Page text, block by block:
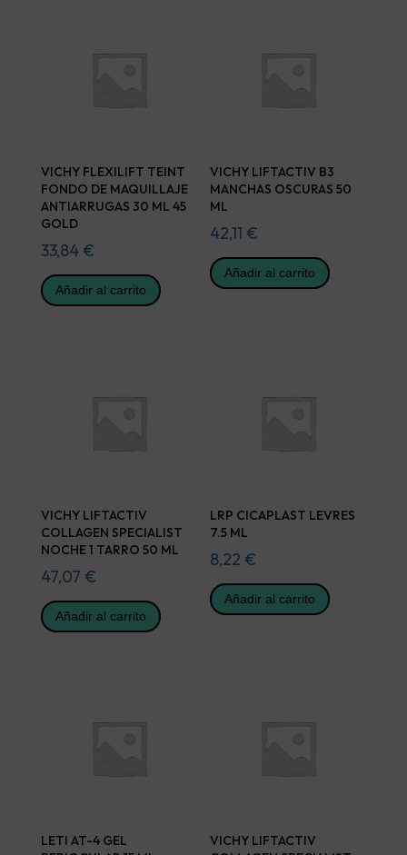
VICHY FLEXILIFT TEINT
FONDO DE MAQUILLAJE
ANTIARRUGAS 30 ML 45
GOLD
33,84 €
Añadir al carrito
VICHY LIFTACTIV B3
MANCHAS OSCURAS 50
ML
42,11 €
Añadir al carrito
VICHY LIFTACTIV
COLLAGEN SPECIALIST
NOCHE 1 TARRO 50 ML
47,07 €
Añadir al carrito
LRP CICAPLAST LEVRES
7.5 ML
8,22 €
Añadir al carrito
LETI AT-4 GEL
VICHY LIFTACTIV